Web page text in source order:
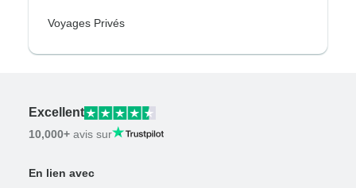
Voyages Privés
Excellent
10,000+ avis sur
En lien avec